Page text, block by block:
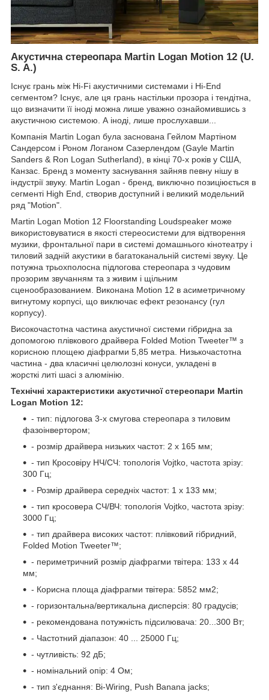
Акустична стереопара Martin Logan Motion 12 (U.
S. A.)
Існує грань між Hi-Fi акустичними системами і Hi-End
сегментом? Існує, але ця грань настільки прозора і тендітна,
що визначити її іноді можна лише уважно ознайомившись з
акустичною системою. А іноді, лише прослухавши...
Компанія Martin Logan була заснована Гейлом Мартіном
Сандерсом і Роном Логаном Сазерлендом (Gayle Martin
Sanders & Ron Logan Sutherland), в кінці 70-х років у США,
Канзас. Бренд з моменту заснування зайняв певну нішу в
індустрії звуку. Martin Logan - бренд, виключно позиціюється в
сегменті High End, створив доступний і великий модельний
ряд "Motion".
Martin Logan Motion 12 Floorstanding Loudspeaker може
використовуватися в якості стереосистеми для відтворення
музики, фронтальної пари в системі домашнього кінотеатру і
тиловий задній акустики в багатоканальній системі звуку. Це
потужна трьохполосна підлогова стереопара з чудовим
прозорим звучанням та з живим і щільним
сценообразованием. Виконана Motion 12 в асиметричному
вигнутому корпусі, що виключає ефект резонансу (гул
корпусу).
Високочастотна частина акустичної системи гібридна за
допомогою плівкового драйвера Folded Motion Tweeter™ з
корисною площею діафрагми 5,85 метра. Низькочастотна
частина - два класичні целюлозні конуси, укладені в
жорсткі литі шасі з алюмінію.
Технічні характеристики акустичної стереопари Martin
Logan Motion 12:
- тип: підлогова 3-х смугова стереопара з тиловим
фазоінвертором;
- розмір драйвера низьких частот: 2 х 165 мм;
- тип Кросовіру НЧ/СЧ: топологія Vojtko, частота зрізу:
300 Гц;
- Розмір драйвера середніх частот: 1 х 133 мм;
- тип кросовера СЧ/ВЧ: топологія Vojtko, частота зрізу:
3000 Гц;
- тип драйвера високих частот: плівковий гібридний,
Folded Motion Tweeter™;
- периметричний розмір діафрагми твітера: 133 х 44
мм;
- Корисна площа діафрагми твітера: 5852 мм2;
- горизонтальна/вертикальна дисперсія: 80 градусів;
- рекомендована потужність підсилювача: 20...300 Вт;
- Частотний діапазон: 40 ... 25000 Гц;
- чутливість: 92 дБ;
- номінальний опір: 4 Ом;
- тип з'єднання: Bi-Wiring, Push Banana jacks;